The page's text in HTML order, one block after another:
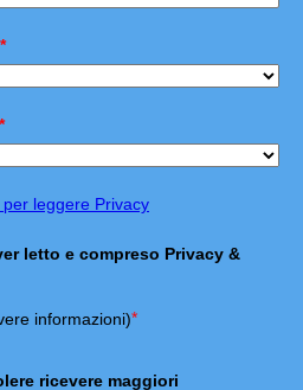
*
*
leggere Privacy
letto e compreso Privacy &
informazioni)*
ricevere maggiori